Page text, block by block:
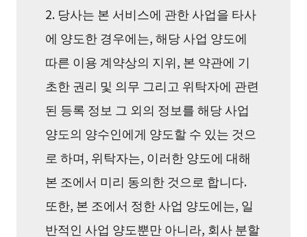
2. 당사는 본 서비스에 관한 사업을 타사
에 양도한 경우에는, 해당 사업 양도에
따른 이용 계약상의 지위, 본 약관에 기
초한 권리 및 의무 그리고 위탁자에 관련
된 등록 정보 그 외의 정보를 해당 사업
양도의 양수인에게 양도할 수 있는 것으
로 하며, 위탁자는, 이러한 양도에 대해
본 조에서 미리 동의한 것으로 합니다.
또한, 본 조에서 정한 사업 양도에는, 일
반적인 사업 양도뿐만 아니라, 회사 분할